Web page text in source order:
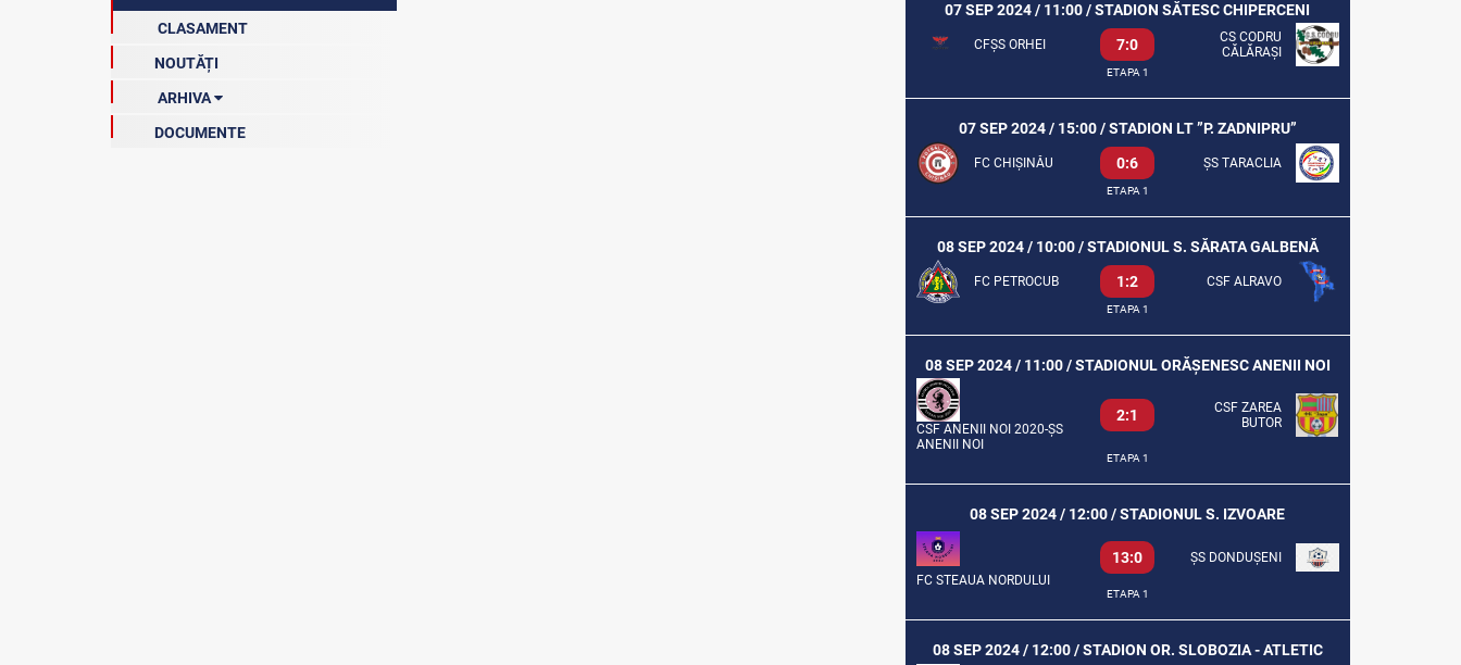
CLASAMENT
NOUTĂȚI
ARHIVA
Ediția 2023-2024
DOCUMENTE
07 SEP 2024 / 11:00 / STADION SĂTESC CHIPERCENI
CFȘS ORHEI 7:0
CS CODRU
CĂLĂRAȘI
ETAPA 1
07 SEP 2024 / 15:00 / STADION LT ”P. ZADNIPRU”
FC CHIȘINĂU 0:6 ȘS TARACLIA
ETAPA 1
08 SEP 2024 / 10:00 / STADIONUL S. SĂRATA GALBENĂ
FC PETROCUB 1:2 CSF ALRAVO
ETAPA 1
08 SEP 2024 / 11:00 / STADIONUL ORĂȘENESC ANENII NOI
CSF ANENII NOI 2020-ȘS
ANENII NOI
2:1
CSF ZAREA
BUTOR
ETAPA 1
08 SEP 2024 / 12:00 / STADIONUL S. IZVOARE
FC STEAUA NORDULUI
13:0 ȘS DONDUȘENI
ETAPA 1
08 SEP 2024 / 12:00 / STADION OR. SLOBOZIA - ATLETIC